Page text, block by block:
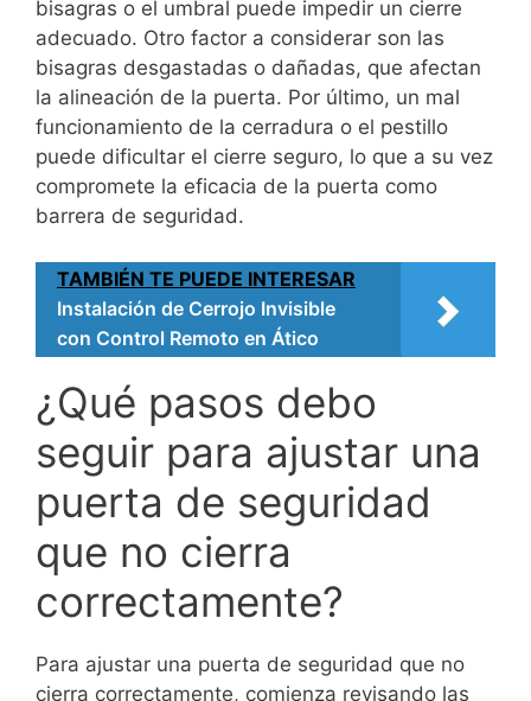
bisagras o el umbral puede impedir un cierre
adecuado. Otro factor a considerar son las
bisagras desgastadas o dañadas, que afectan
la alineación de la puerta. Por último, un mal
funcionamiento de la cerradura o el pestillo
puede dificultar el cierre seguro, lo que a su vez
compromete la eficacia de la puerta como
barrera de seguridad.
TAMBIÉN TE PUEDE INTERESAR
Instalación de Cerrojo Invisible
con Control Remoto en Ático
¿Qué pasos debo
seguir para ajustar una
puerta de seguridad
que no cierra
correctamente?
Para ajustar una puerta de seguridad que no
cierra correctamente, comienza revisando las